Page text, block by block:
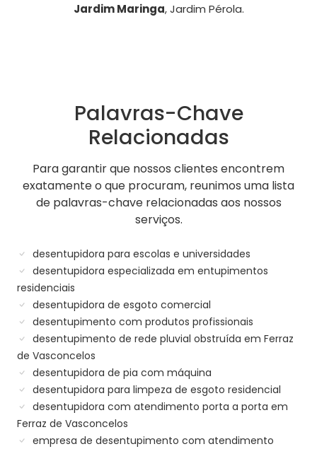
Jardim Maringa, Jardim Pérola.
Palavras-Chave
Relacionadas
Para garantir que nossos clientes encontrem
exatamente o que procuram, reunimos uma lista
de palavras-chave relacionadas aos nossos
serviços.
desentupidora para escolas e universidades
desentupidora especializada em entupimentos
residenciais
desentupidora de esgoto comercial
desentupimento com produtos profissionais
desentupimento de rede pluvial obstruída em Ferraz
de Vasconcelos
desentupidora de pia com máquina
desentupidora para limpeza de esgoto residencial
desentupidora com atendimento porta a porta em
Ferraz de Vasconcelos
empresa de desentupimento com atendimento